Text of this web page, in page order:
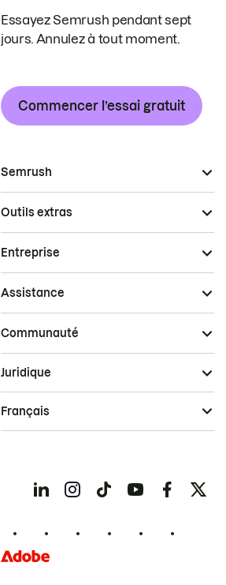
Essayez Semrush pendant sept
jours. Annulez à tout moment.
Commencer l’essai gratuit
Semrush
Outils extras
Entreprise
Assistance
Communauté
Juridique
Français